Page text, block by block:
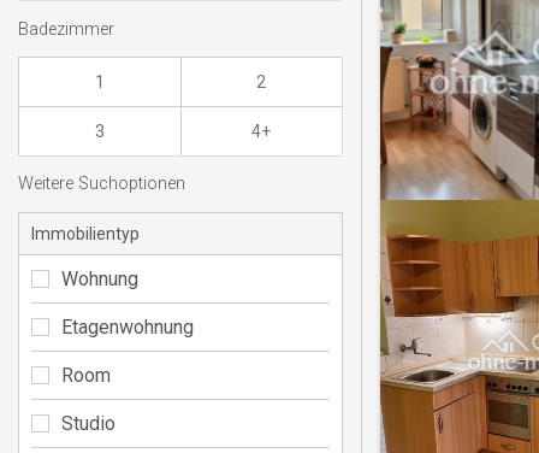
Badezimmer
1 2
3 4+
Weitere Suchoptionen
Immobilientyp
Wohnung
Etagenwohnung
Room
Studio